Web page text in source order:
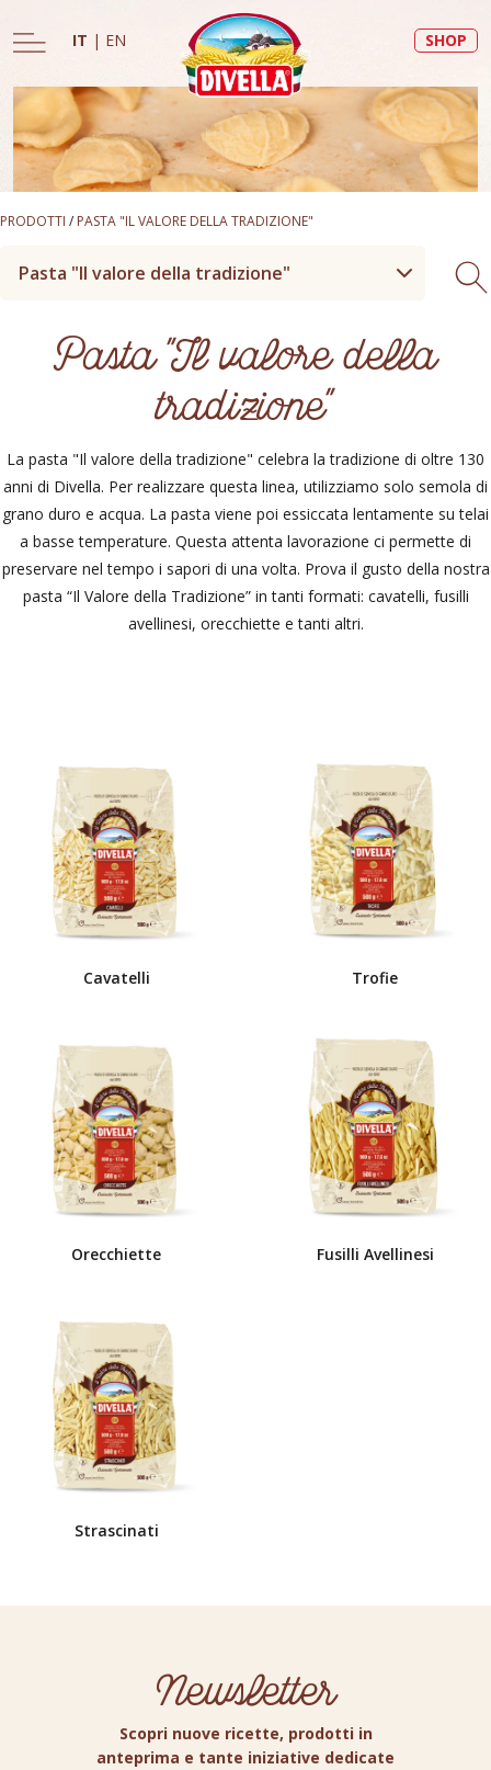
IT | EN SHOP
PRODOTTI / PASTA "IL VALORE DELLA TRADIZIONE"
Pasta "Il valore della tradizione"
Pasta "Il valore della
tradizione"
La pasta "Il valore della tradizione" celebra la tradizione di oltre 130
anni di Divella. Per realizzare questa linea, utilizziamo solo semola di
grano duro e acqua. La pasta viene poi essiccata lentamente su telai
a basse temperature. Questa attenta lavorazione ci permette di
preservare nel tempo i sapori di una volta. Prova il gusto della nostra
pasta “Il Valore della Tradizione” in tanti formati: cavatelli, fusilli
avellinesi, orecchiette e tanti altri.
Cavatelli Trofie
Orecchiette Fusilli Avellinesi
Strascinati
Newsletter
Scopri nuove ricette, prodotti in
anteprima e tante iniziative dedicate